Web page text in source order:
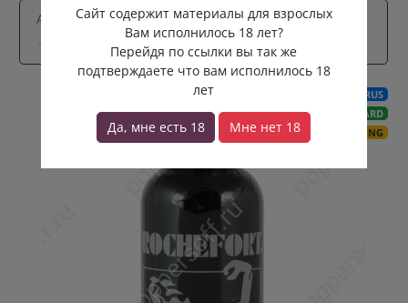
Сайт содержит материалы для взрослых
Вам исполнилось 18 лет?
Перейдя по ссылки вы так же
подтверждаете что вам исполнилось 18
лет
Да, мне есть 18 Мне нет 18
Артикул:roch-30-hexyl
0 отзывов
CUTRUS
HARD
LONG